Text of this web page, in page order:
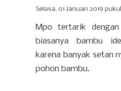
Selasa, 01 Januari 2019
Mpo tertarik
biasanya bambu
karena banyak setan
pohon bambu.